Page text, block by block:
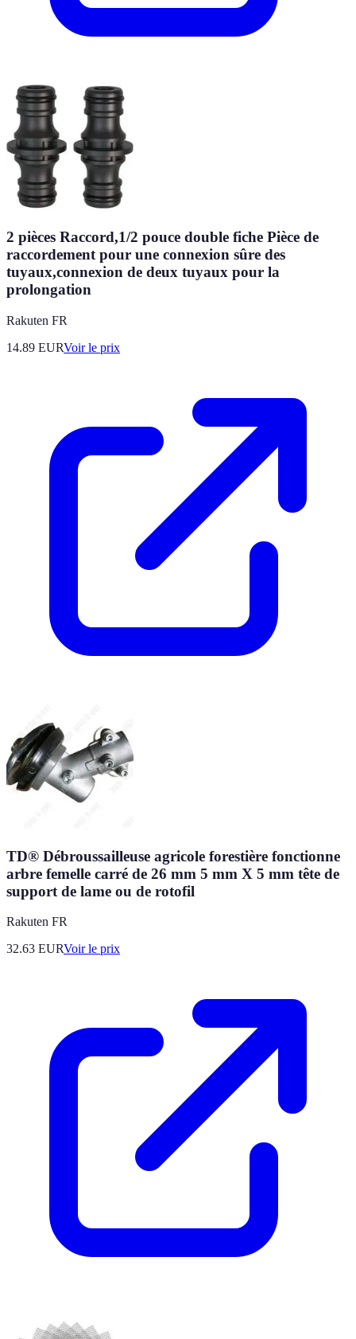
2 pièces Raccord,1/2 pouce double fiche Pièce de
raccordement pour une connexion sûre des
tuyaux,connexion de deux tuyaux pour la
prolongation
Rakuten FR
14.89 EURVoir le prix
TD® Débroussailleuse agricole forestière fonctionne
arbre femelle carré de 26 mm 5 mm X 5 mm tête de
support de lame ou de rotofil
Rakuten FR
32.63 EURVoir le prix